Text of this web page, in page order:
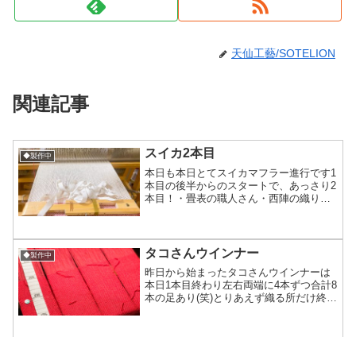
天仙工藝/SOTELION
関連記事
◆製作中 スイカ2本目
本日も本日とてスイカマフラー進行です1
本目の後半からのスタートで、あっさり2
本目！・畳表の職人さん・西陣の織り職
ィエンスで入れ替わり立ち替わりしなが
ら凄い良い時間のなか...
◆製作中 タコさんウインナー
昨日から始まったタコさんウインナーは
本日1本目終わり左右両端に4本ずつ合計8
本の足あり(笑)とりあえず織る所だけ終わ